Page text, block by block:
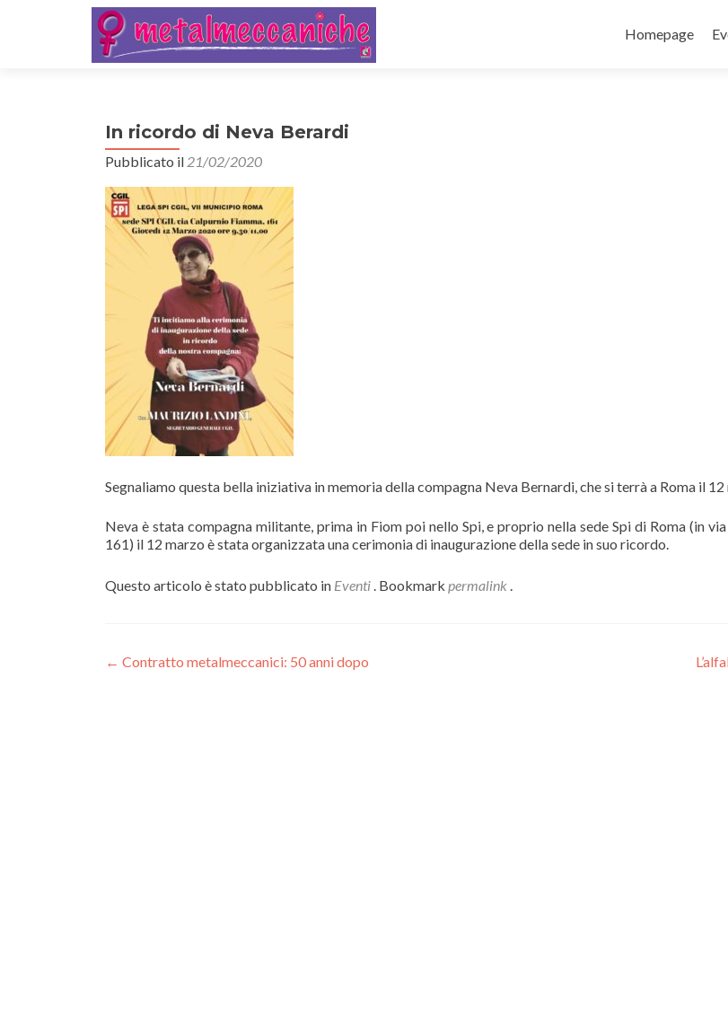
il
Homepage
In ricordo di Neva Berardi
Pubblicato il 21/02/2020
Segnaliamo questa bella iniziativa in memoria della compagna Neva Bernardi, che si terrà a Roma il 12
Neva è stata compagna militante, prima in Fiom poi nello Spi, e proprio nella sede Spi di Roma (in
161) il 12 marzo è stata organizzata una cerimonia di inaugurazione della sede in suo ricordo.
Questo articolo è stato pubblicato in Eventi . Bookmark permalink .
Navigazione
← Contratto metalmeccanici: 50 anni dopo